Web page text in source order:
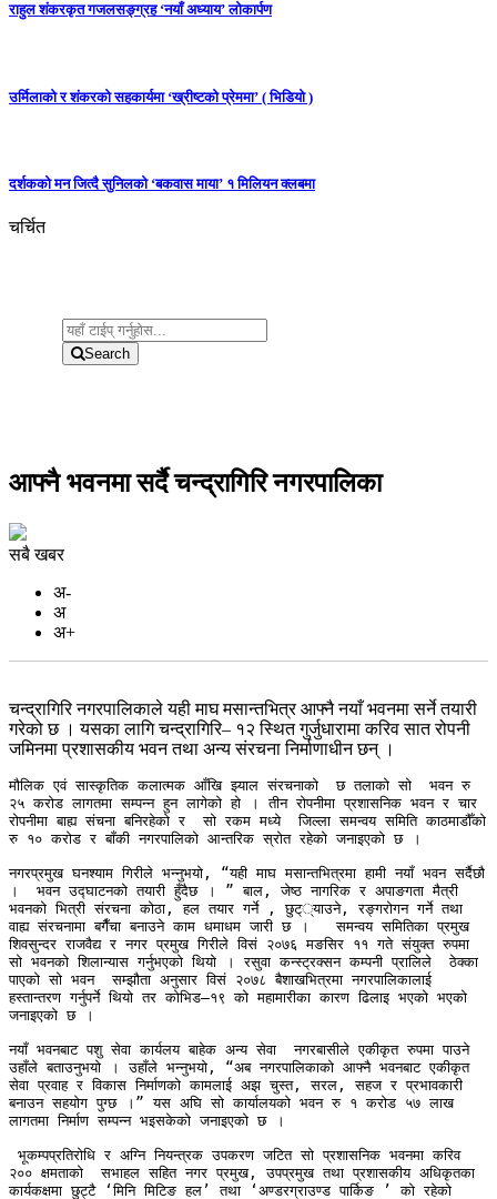
राहुल शंकरकृत गजलसङ्ग्रह ‘नयाँ अध्याय’ लोकार्पण
उर्मिलाको र शंकरको सहकार्यमा ‘ख्रीष्टको प्रेममा’ ( भिडियो )
दर्शकको मन जित्दै सुनिलको ‘बकवास माया’ १ मिलियन क्लबमा
चर्चित
Search
आफ्नै भवनमा सर्दै चन्द्रागिरि नगरपालिका
सबै खबर
अ-
अ
अ+
चन्द्रागिरि नगरपालिकाले यही माघ मसान्तभित्र आफ्नै नयाँ भवनमा सर्ने तयारी
गरेको छ । यसका लागि चन्द्रागिरि– १२ स्थित गुर्जुधारामा करिव सात रोपनी
जमिनमा प्रशासकीय भवन तथा अन्य संरचना निर्माणाधीन छन् ।
मौलिक एवं सास्कृतिक कलात्मक आँखि झ्याल संरचनाको  छ तलाको सो  भवन रु
२५ करोड लागतमा सम्पन्न हुन लागेको हो । तीन रोपनीमा प्रशासनिक भवन र चार
रोपनीमा बाह्य संचना बनिरहेको र  सो रकम मध्ये  जिल्ला समन्वय समिति काठमाडौँको
रु १० करोड र बाँकी नगरपालिको आन्तरिक स्रोत रहेको जनाइएको छ ।
नगरप्रमुख घनश्याम गिरीले भन्नुभयो, “यही माघ मसान्तभित्रमा हामी नयाँ भवन सर्दैछौ
।  भवन उद्घाटनको तयारी हुँदैछ । ” बाल, जेष्ठ नागरिक र अपाङगता मैत्री
भवनको भित्री संरचना कोठा, हल तयार गर्ने , छुट््याउने, रङ्गरोगन गर्ने तथा
वाह्य संरचनामा बगैँचा बनाउने काम धमाधम जारी छ ।   समन्वय समितिका प्रमुख
शिवसुन्दर राजवैद्य र नगर प्रमुख गिरीले विसं २०७६ मङसिर ११ गते संयुक्त रुपमा
सो भवनको शिलान्यास गर्नुभएको थियो । रसुवा कन्स्ट्रक्सन कम्पनी प्रालिले  ठेक्का
पाएको सो भवन  सम्झौता अनुसार विसं २०७८ बैशाखभित्रमा नगरपालिकालाई
हस्तान्तरण गर्नुपर्ने थियो तर कोभिड–१९ को महामारीका कारण ढिलाइ भएको भएको
जनाइएको छ ।
नयाँ भवनबाट पशु सेवा कार्यलय बाहेक अन्य सेवा  नगरबासीले एकीकृत रुपमा पाउने
उहाँले बताउनुभयो । उहाँले भन्नुभयो, “अब नगरपालिकाको आफ्नै भवनबाट एकीकृत
सेवा प्रवाह र विकास निर्माणको कामलाई अझ चुस्त, सरल, सहज र प्रभावकारी
बनाउन सहयोग पुग्छ ।” यस अघि सो कार्यालयको भवन रु १ करोड ५७ लाख
लागतमा निर्माण सम्पन्न भइसकेको जनाइएको छ ।
२०० क्षमताको  सभाहल सहित नगर प्रमुख, उपप्रमुख तथा प्रशासकीय अधिकृतका
कार्यकक्षमा छुट्टै ‘मिनि मिटिङ हल’ तथा ‘अण्डरग्राउण्ड पार्किङ ’ को रहेको